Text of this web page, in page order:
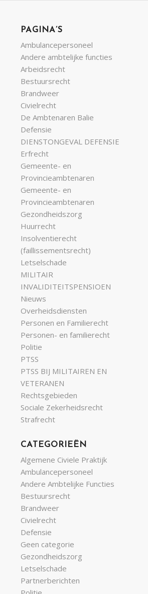
PAGINA’S
Ambulancepersoneel
Andere ambtelijke functies
Arbeidsrecht
Bestuursrecht
Brandweer
Civielrecht
De Ambtenaren Balie
Defensie
DIENSTONGEVAL DEFENSIE
Erfrecht
Gemeente- en
Provincieambtenaren
Gemeente- en
Provincieambtenaren
Gezondheidszorg
Huurrecht
Insolventierecht
(faillissementsrecht)
Letselschade
MILITAIR
INVALIDITEITSPENSIOEN
Nieuws
Overheidsdiensten
Personen en Familierecht
Personen- en familierecht
Politie
PTSS
PTSS BIJ MILITAIREN EN
VETERANEN
Rechtsgebieden
Sociale Zekerheidsrecht
Strafrecht
CATEGORIEËN
Algemene Civiele Praktijk
Ambulancepersoneel
Andere Ambtelijke Functies
Bestuursrecht
Brandweer
Civielrecht
Defensie
Geen categorie
Gezondheidszorg
Letselschade
Partnerberichten